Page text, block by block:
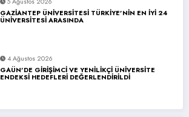
GAZİANTEP ÜNİVERSİTESİ TÜRKİYE’NİN EN İYİ 24
ÜNİVERSİTESİ ARASINDA
4 Ağustos 2026
GAÜN’DE GİRİŞİMCİ VE YENİLİKÇİ ÜNİVERSİTE
ENDEKSİ HEDEFLERİ DEĞERLENDİRİLDİ